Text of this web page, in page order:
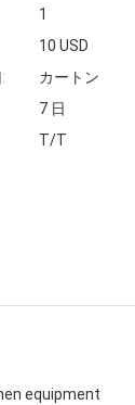
1
10 USD
カートン
7 日
T/T
equipment